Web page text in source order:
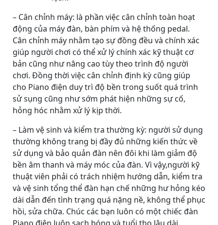
– Cân chỉnh máy: là phần việc cân chỉnh toàn hoạt
động của máy đàn, bàn phím và hệ thống pedal.
Cân chỉnh máy nhằm tạo sự đồng đều và chính xác
giúp người chơi có thể xử lý chính xác kỹ thuật cơ
bản cũng như nâng cao tùy theo trình độ người
chơi. Đồng thời việc cân chỉnh định kỳ cũng giúp
cho Piano điện duy trì độ bền trong suốt quá trình
sử sụng cũng như sớm phát hiện những sự cố,
hỏng hóc nhằm xử lý kịp thời.
– Làm vệ sinh và kiểm tra thường kỳ: người sử dụng
thường không trang bị đầy đủ những kiến thức về
sử dụng và bảo quản đàn nên đôi khi làm giảm độ
bền âm thanh và máy móc của đàn. Vì vậy,người kỹ
thuật viên phải có trách nhiệm hướng dẫn, kiểm tra
và vệ sinh tổng thể đàn hạn chế những hư hỏng kéo
dài dẫn đến tình trạng quá nặng nề, không thể phục
hồi, sửa chữa. Chúc các bạn luôn có một chiếc đàn